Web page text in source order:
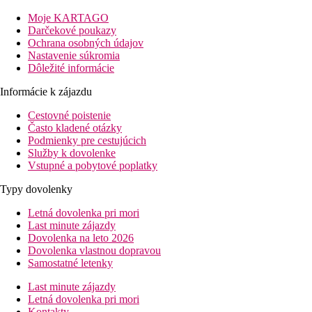
centrum: 300 m
nákupné možnosti: 50 m
Popis izby
vlastné sociálne zariadenie (kúpeľňa, sušič vlasov, WC)
telefón
minibar
WiFi zadarmo
trezor
balkón
2 lôžka 90x 190 cm alebo 2 lôžka 135x 190 cm (aj pre
Popis hotela
výťah
lobby
reštaurácia
bar
bazén
Popis pláže
Moje KARTAGO
Darčekové poukazy
Ochrana osobných údajov
Nastavenie súkromia
Dôležité informácie
Informácie k zájazdu
Cestovné poistenie
Často kladené otázky
Podmienky pre cestujúcich
Služby k dovolenke
Vstupné a pobytové poplatky
Typy dovolenky
Letná dovolenka pri mori
Last minute zájazdy
Dovolenka na leto 2026
Dovolenka vlastnou dopravou
Samostatné letenky
Last minute zájazdy
Letná dovolenka pri mori